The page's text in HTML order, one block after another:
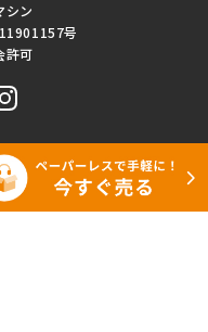
シン
号
許可
ー
ご利用規約